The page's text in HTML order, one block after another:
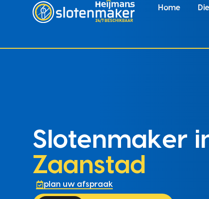
Home
Slotenmaker
Zaanstad
plan uw afspraak